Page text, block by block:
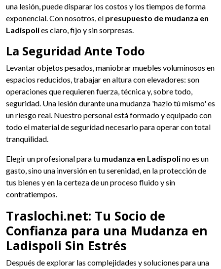
una lesión, puede disparar los costos y los tiempos de forma
exponencial. Con nosotros, el presupuesto de mudanza en
Ladispolies claro, fijo y sin sorpresas.
La Seguridad Ante Todo
Levantar objetos pesados, maniobrar muebles voluminosos en
espacios reducidos, trabajar en altura con elevadores: son
operaciones que requieren fuerza, técnica y, sobre todo,
seguridad. Una lesión durante una mudanza 'hazlo tú mismo' es
un riesgo real. Nuestro personal está formado y equipado con
todo el material de seguridad necesario para operar con total
tranquilidad.
Elegir un profesional para tu mudanza en Ladispolino es un
gasto, sino una inversión en tu serenidad, en la protección de
tus bienes y en la certeza de un proceso fluido y sin
contratiempos.
Traslochi.net: Tu Socio de
Confianza para una Mudanza en
Ladispoli Sin Estrés
Después de explorar las complejidades y soluciones para una